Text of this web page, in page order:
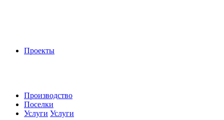
Проекты
Производство
Поселки
Услуги Услуги